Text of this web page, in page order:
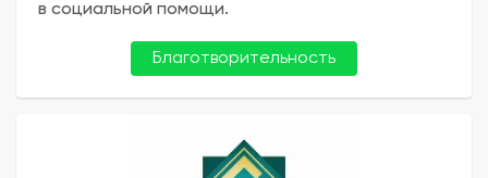
в социальной помощи.
Благотворительность